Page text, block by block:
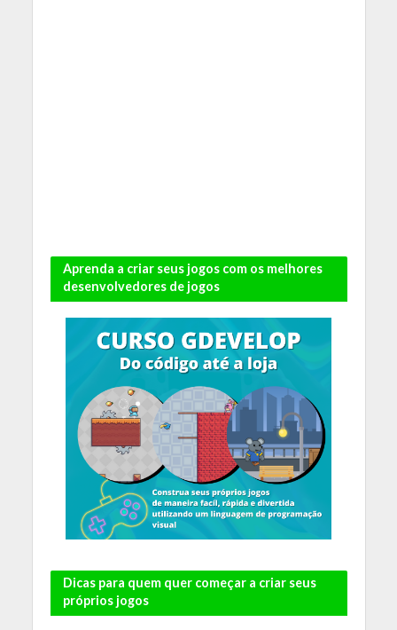
Aprenda a criar seus jogos com os melhores
desenvolvedores de jogos
Dicas para quem quer começar a criar seus
próprios jogos